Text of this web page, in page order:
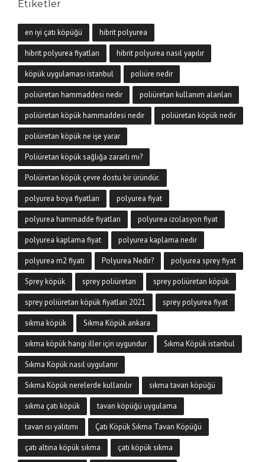
Etiketler
en iyi çatı köpüğü hibrit polyurea
hibrit polyurea fiyatları hibrit polyurea nasıl yapılır
köpük uygulaması istanbul poliüre nedir
poliüretan hammaddesi nedir poliüretan kullanım alanları
poliüretan köpük hammaddesi nedir poliüretan köpük nedir
poliüretan köpük ne işe yarar
Poliüretan köpük sağlığa zararlı mı?
Poliüretan köpük çevre dostu bir üründür.
polyurea boya fiyatları polyurea fiyat
polyurea hammadde fiyatları polyurea izolasyon fiyat
polyurea kaplama fiyat polyurea kaplama nedir
polyurea m2 fiyatı Polyurea Nedir? polyurea sprey fiyat
Sprey köpük sprey poliüretan sprey poliüretan köpük
sprey poliüretan köpük fiyatları 2021 sprey polyurea fiyat
sıkma köpük Sıkma Köpük ankara
sıkma köpük hangi iller için uygundur Sıkma Köpük istanbul
Sıkma Köpük nasıl uygulanır
Sıkma Köpük nerelerde kullanılır sıkma tavan köpüğü
sıkma çatı köpük tavan köpüğü uygulama
tavan ısı yalıtımı Çatı Köpük Sıkma Tavan Köpüğü
çatı altına köpük sıkma çatı köpük sıkma